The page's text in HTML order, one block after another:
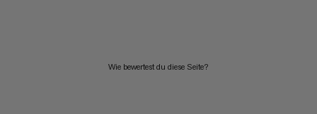
Wie bewertest du diese Seite?